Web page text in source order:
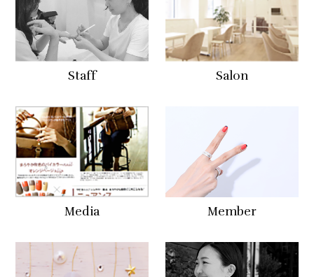
Staff Salon
Media Member